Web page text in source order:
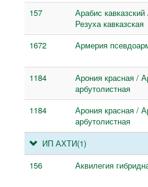
157
Арабис кавказский
Резуха кавказская
1672
Армерия
1184
Арония красная /
арбутолистная
1184
Арония красная /
арбутолистная
ИП АХТИ(1)
156
Аквилегия